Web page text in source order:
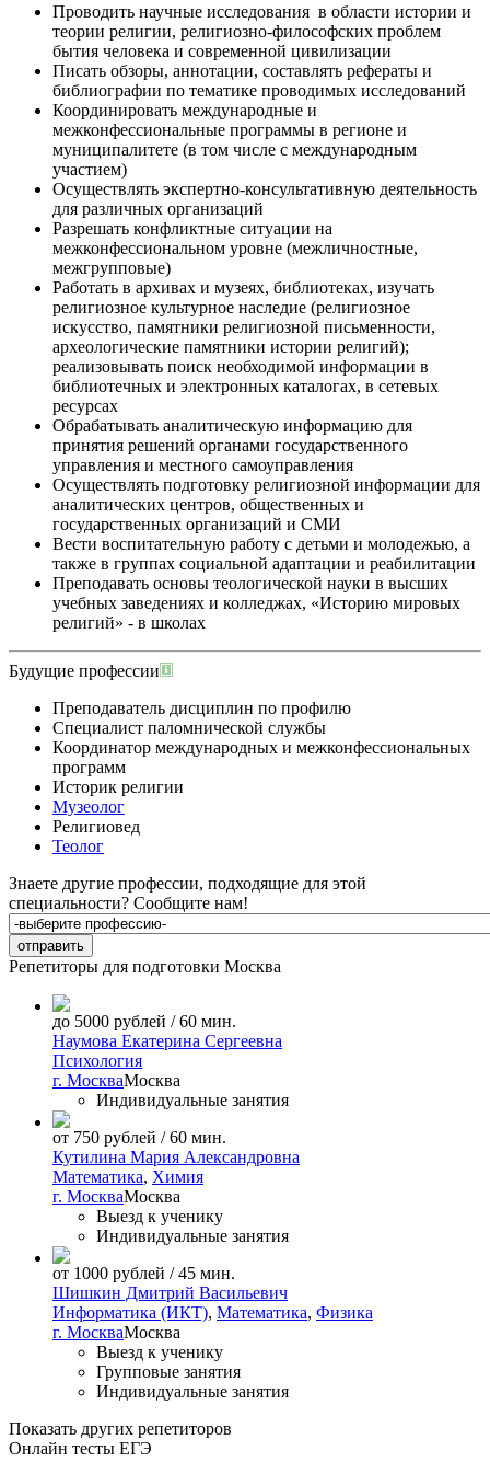
Проводить научные исследования в области истории и
теории религии, религиозно-философских проблем
бытия человека и современной цивилизации
Писать обзоры, аннотации, составлять рефераты и
библиографии по тематике проводимых исследований
Координировать международные и
межконфессиональные программы в регионе и
муниципалитете (в том числе с международным
участием)
Осуществлять экспертно-консультативную деятельность
для различных организаций
Разрешать конфликтные ситуации на
межконфессиональном уровне (межличностные,
межгрупповые)
Работать в архивах и музеях, библиотеках, изучать
религиозное культурное наследие (религиозное
искусство, памятники религиозной письменности,
археологические памятники истории религий);
реализовывать поиск необходимой информации в
библиотечных и электронных каталогах, в сетевых
ресурсах
Обрабатывать аналитическую информацию для
принятия решений органами государственного
управления и местного самоуправления
Осуществлять подготовку религиозной информации для
аналитических центров, общественных и
государственных организаций и СМИ
Вести воспитательную работу с детьми и молодежью, а
также в группах социальной адаптации и реабилитации
Преподавать основы теологической науки в высших
учебных заведениях и колледжах, «Историю мировых
религий» - в школах
Будущие профессии
Преподаватель дисциплин по профилю
Специалист паломнической службы
Координатор международных и межконфессиональных
программ
Историк религии
Музеолог
Религиовед
Теолог
Знаете другие профессии, подходящие для этой
специальности? Сообщите нам!
Репетиторы для подготовки Москва
до 5000 рублей / 60 мин.
Наумова Екатерина Сергеевна
Психология
г. МоскваМосква
Индивидуальные занятия
от 750 рублей / 60 мин.
Кутилина Мария Александровна
Математика, Химия
г. МоскваМосква
Выезд к ученику
Индивидуальные занятия
от 1000 рублей / 45 мин.
Шишкин Дмитрий Васильевич
Информатика (ИКТ), Математика, Физика
г. МоскваМосква
Выезд к ученику
Групповые занятия
Индивидуальные занятия
Показать других репетиторов
Онлайн тесты ЕГЭ